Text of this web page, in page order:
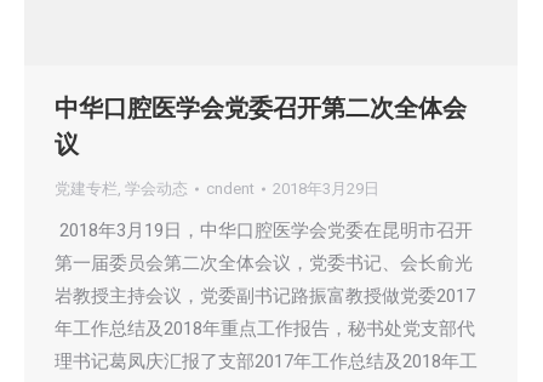
中华口腔医学会党委召开第二次全体会
议
党建专栏, 学会动态 cndent 2018年3月29日
2018年3月19日，中华口腔医学会党委在昆明市召开
第一届委员会第二次全体会议，党委书记、会长俞光
岩教授主持会议，党委副书记路振富教授做党委2017
年工作总结及2018年重点工作报告，秘书处党支部代
理书记葛凤庆汇报了支部2017年工作总结及2018年工